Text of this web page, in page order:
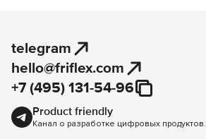
telegram
hello@friflex.com
+7 (495) 131-54-96
Product friendly
Канал о разработке цифровых продуктов.